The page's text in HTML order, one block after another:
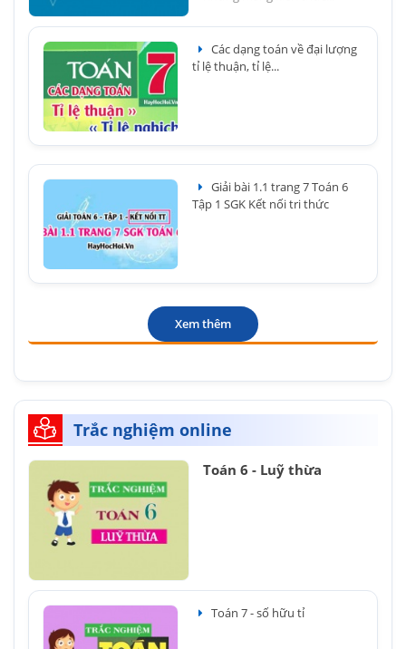
Các dạng toán về đại lượng
tỉ lệ thuận, tỉ lệ...
Giải bài 1.1 trang 7 Toán 6
Tập 1 SGK Kết nối tri thức
Xem thêm
Trắc nghiệm online
Toán 6 - Luỹ thừa
Toán 7 - số hữu tỉ